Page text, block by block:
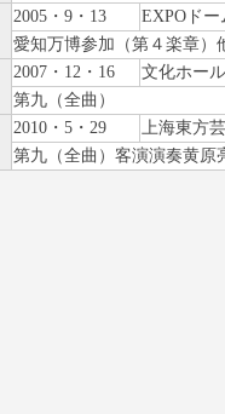
2005・9・13
EXPOドー
愛知万博参加（第４楽章）
2007・12・16
文化ホール
第九（全曲）
2010・5・29
上海東方
第九（全曲）客演演奏黄原